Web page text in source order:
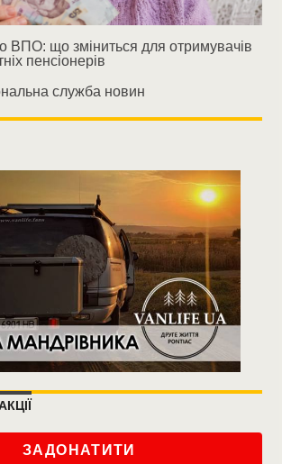
ВПО: що зміниться для отримувачів
пенсіонерів
служба новин
ЗАДОНАТИТИ